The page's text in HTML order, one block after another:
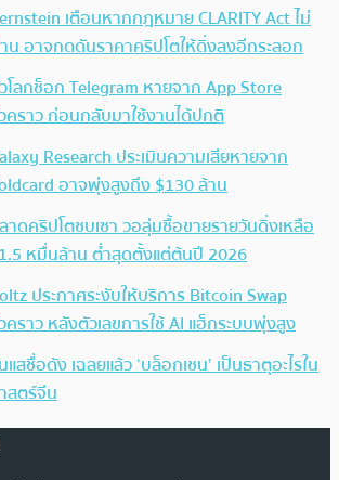
เตือนหากกฎหมาย CLARITY Act ไม่
น อาจกดดันราคาคริปโตให้ดิ่งลงอีกระลอก
โลกช็อก Telegram หายจาก App Store
คราว ก่อนกลับมาใช้งานได้ปกติ
Research ประเมินความเสียหายจาก
อาจพุ่งสูงถึง $130 ล้าน
าดคริปโตซบเซา วอลุ่มซื้อขายรายวันดิ่งเหลือ
หมื่นล้าน ต่ำสุดตั้งแต่ต้นปี 2026
ประกาศระงับให้บริการ Bitcoin Swap
คราว หลังตัวเลขการใช้ AI แฮ็กระบบพุ่งสูง
แสชื่อดัง เฉลยแล้ว ‘บล็อกเชน’ เป็นธาตุอะไรใน
สตร์จีน